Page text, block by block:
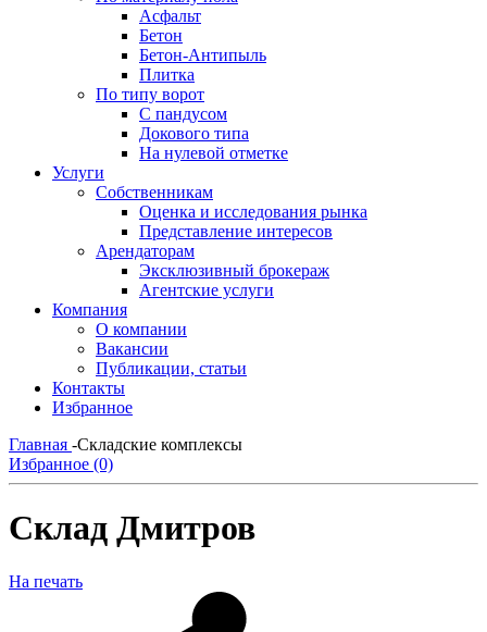
Асфальт
Бетон
Бетон-Антипыль
Плитка
По типу ворот
С пандусом
Докового типа
На нулевой отметке
Услуги
Собственникам
Оценка и исследования рынка
Представление интересов
Арендаторам
Эксклюзивный брокераж
Агентские услуги
Компания
О компании
Вакансии
Публикации, статьи
Контакты
Избранное
Главная -Складские комплексы
Избранное (0)
Склад Дмитров
На печать